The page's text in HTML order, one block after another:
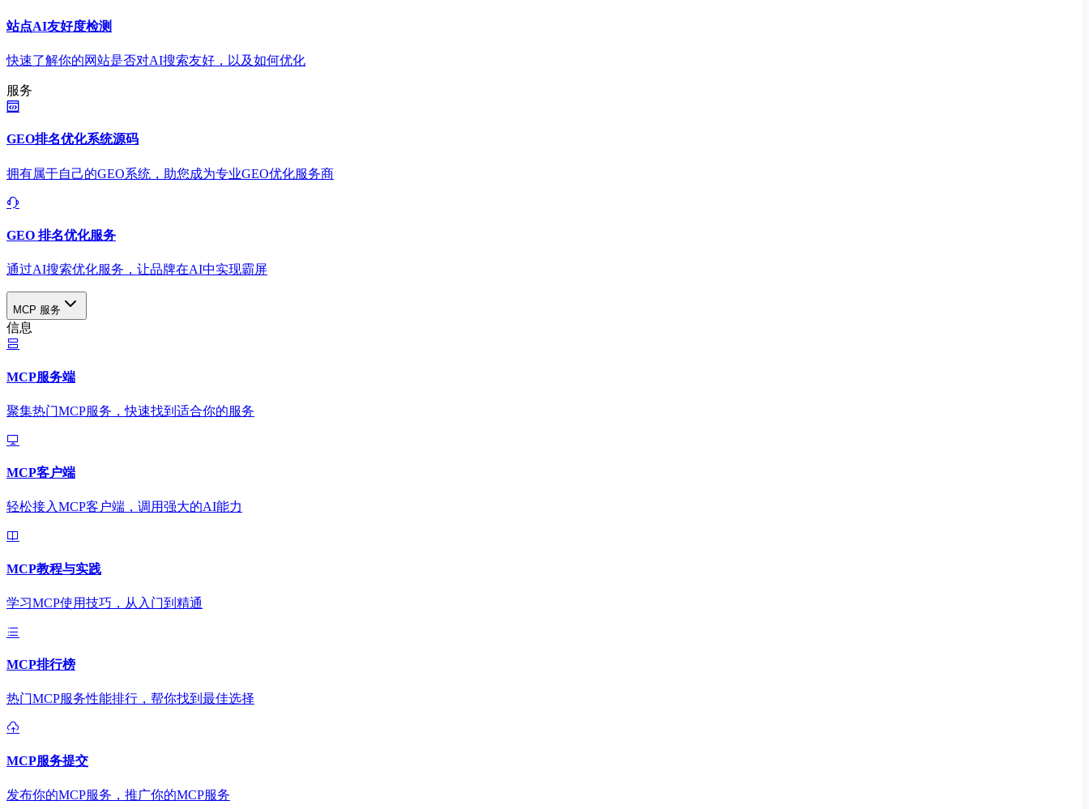
站点AI友好度检测
快速了解你的网站是否对AI搜索友好，以及如何优化
服务
GEO排名优化系统源码
拥有属于自己的GEO系统，助您成为专业GEO优化服务商
GEO 排名优化服务
通过AI搜索优化服务，让品牌在AI中实现霸屏
MCP 服务
信息
MCP服务端
聚集热门MCP服务，快速找到适合你的服务
MCP客户端
轻松接入MCP客户端，调用强大的AI能力
MCP教程与实践
学习MCP使用技巧，从入门到精通
MCP排行榜
热门MCP服务性能排行，帮你找到最佳选择
MCP服务提交
发布你的MCP服务，推广你的MCP服务